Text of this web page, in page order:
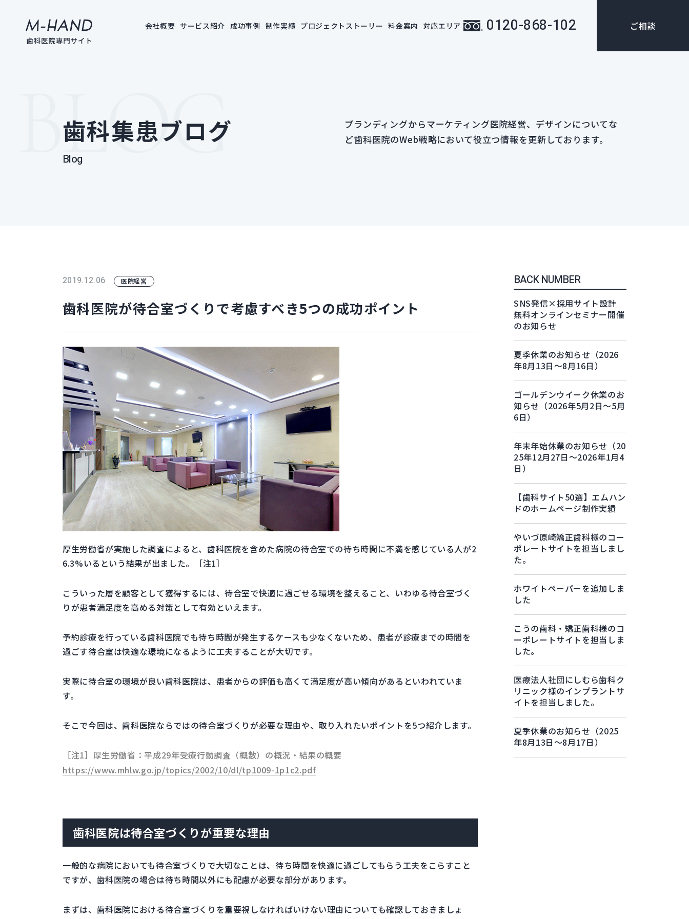
会社概要 サービス紹介 成功事例 制作実績 プロジェクトストーリー 料金案内 対応エリア ご相談
0120-868-102
歯科集患ブログ
blog
ブランディングからマーケティング医院経営、デザインについてな
ど歯科医院のWeb戦略において役立つ情報を更新しております。
2019.12.06 医院経営
歯科医院が待合室づくりで考慮すべき5つの成功ポイント
厚生労働省が実施した調査によると、歯科医院を含めた病院の待合室での待ち時間に不満を感じている人が2
6.3%いるという結果が出ました。［注1］
こういった層を顧客として獲得するには、待合室で快適に過ごせる環境を整えること、いわゆる待合室づく
りが患者満足度を高める対策として有効といえます。
予約診療を行っている歯科医院でも待ち時間が発生するケースも少なくないため、患者が診療までの時間を
過ごす待合室は快適な環境になるように工夫することが大切です。
実際に待合室の環境が良い歯科医院は、患者からの評価も高くて満足度が高い傾向があるといわれていま
す。
そこで今回は、歯科医院ならではの待合室づくりが必要な理由や、取り入れたいポイントを5つ紹介します。
［注1］厚生労働省：平成29年受療行動調査（概数）の概況・結果の概要
https://www.mhlw.go.jp/topics/2002/10/dl/tp1009-1p1c2.pdf
歯科医院は待合室づくりが重要な理由
一般的な病院においても待合室づくりで大切なことは、待ち時間を快適に過ごしてもらう工夫をこらすこと
ですが、歯科医院の場合は待ち時間以外にも配慮が必要な部分があります。
まずは、歯科医院における待合室づくりを重要視しなければいけない理由についても確認しておきましょ
BACK NUMBER
SNS発信×採用サイト設計
無料オンラインセミナー開催
のお知らせ
夏季休業のお知らせ（2026
年8月13日～8月16日）
ゴールデンウイーク休業のお
知らせ（2026年5月2日～5月
6日）
年末年始休業のお知らせ（20
25年12月27日～2026年1月4
日）
【歯科サイト50選】エムハン
ドのホームページ制作実績
やいづ原崎矯正歯科様のコー
ポレートサイトを担当しまし
た。
ホワイトペーパーを追加しま
した
こうの歯科・矯正歯科様のコ
ーポレートサイトを担当しま
した。
医療法人社団にしむら歯科ク
リニック様のインプラントサ
イトを担当しました。
夏季休業のお知らせ（2025
年8月13日～8月17日）